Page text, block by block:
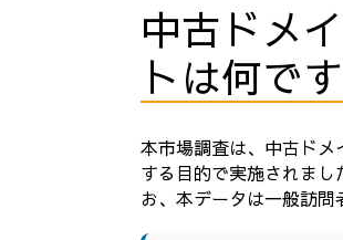
中古ドメ
トは何で
本市場調査は、中古ド
する目的で実施されま
お、本データは一般訪問